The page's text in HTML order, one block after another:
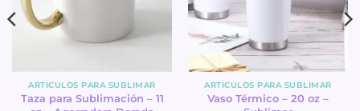
ARTÍCULOS PARA SUBLIMAR
Taza para Sublimación – 11
ARTÍCULOS PARA SUBLIMAR
Vaso Térmico – 20 oz –